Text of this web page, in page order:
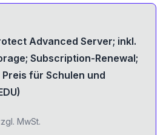
Advanced Server; inkl.
Subscription-Renewal;
für Schulen und
MwSt.